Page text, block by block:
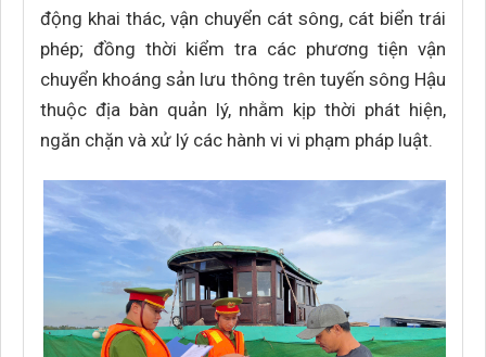
động khai thác, vận chuyển cát sông, cát biển trái
phép; đồng thời kiểm tra các phương tiện vận
chuyển khoáng sản lưu thông trên tuyến sông Hậu
thuộc địa bàn quản lý, nhằm kịp thời phát hiện,
ngăn chặn và xử lý các hành vi vi phạm pháp luật.